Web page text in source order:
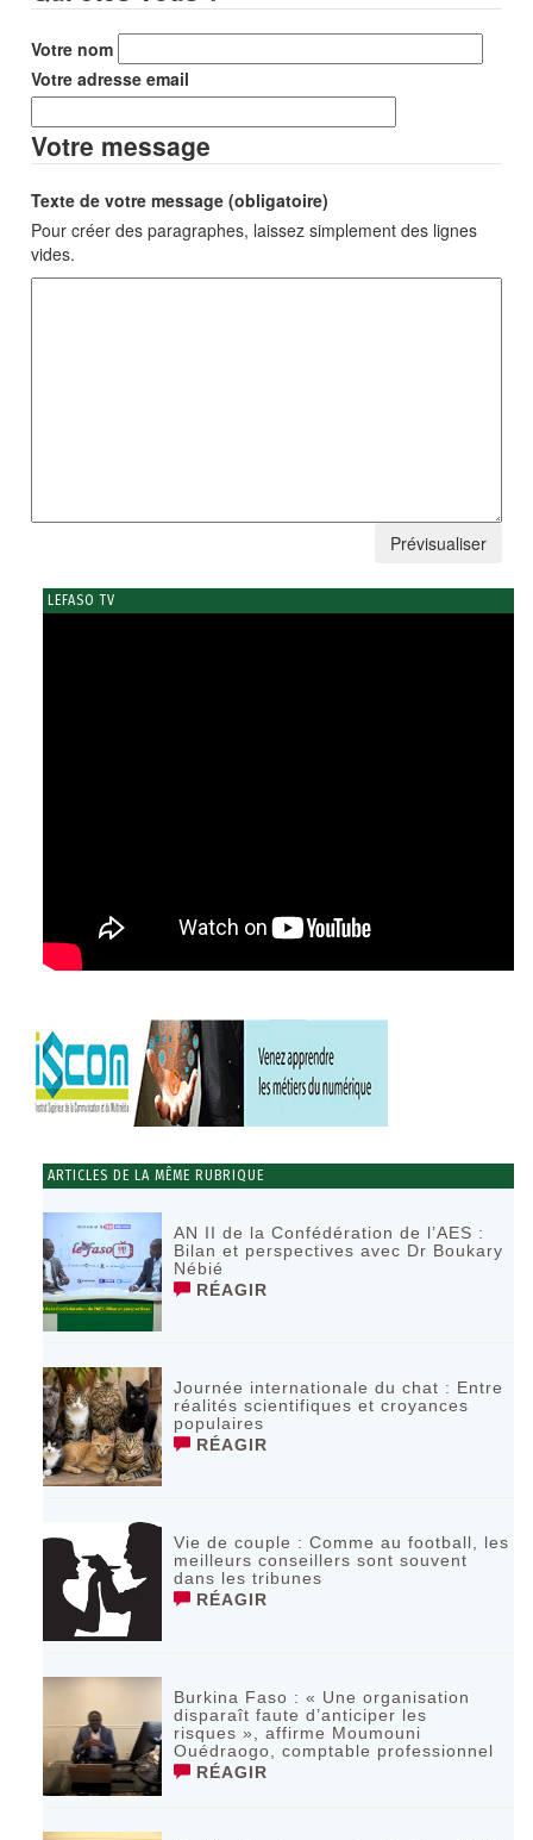
Votre nom
Votre adresse email
Votre message
Texte de votre message (obligatoire)
Pour créer des paragraphes, laissez simplement des lignes
vides.
LEFASO TV
ARTICLES DE LA MÊME RUBRIQUE
AN II de la Confédération de l’AES :
Bilan et perspectives avec Dr Boukary
Nébié
RÉAGIR
Journée internationale du chat : Entre
réalités scientifiques et croyances
populaires
RÉAGIR
Vie de couple : Comme au football, les
meilleurs conseillers sont souvent
dans les tribunes
RÉAGIR
Burkina Faso : « Une organisation
disparaît faute d’anticiper les
risques », affirme Moumouni
Ouédraogo, comptable professionnel
RÉAGIR